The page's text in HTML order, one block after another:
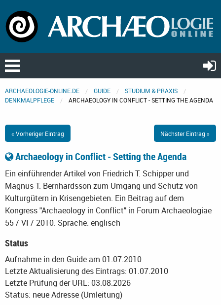
ARCHAEOLOGIE-ONLINE.DE GUIDE
STUDIUM & PRAXIS
DENKMALPFLEGE
ARCHAEOLOGY IN CONFLICT - SETTING THE AGENDA
« Vorheriger Eintrag Nächster Eintrag »
Archaeology in Conflict - Setting the Agenda
Ein einführender Artikel von Friedrich T. Schipper und
Magnus T. Bernhardsson zum Umgang und Schutz von
Kulturgütern in Krisengebieten. Ein Beitrag auf dem
Kongress "Archaeology in Conflict" in Forum Archaeologiae
55 / VI / 2010. Sprache: englisch
Status
Aufnahme in den Guide am 01.07.2010
Letzte Aktualisierung des Eintrags: 01.07.2010
Letzte Prüfung der URL: 03.08.2026
Status: neue Adresse (Umleitung)